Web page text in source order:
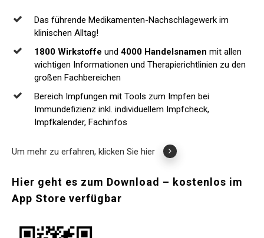
Das führende Medikamenten-Nachschlagewerk im
klinischen Alltag!
1800 Wirkstoffe und 4000 Handelsnamen mit allen
wichtigen Informationen und Therapierichtlinien zu den
großen Fachbereichen
Bereich Impfungen mit Tools zum Impfen bei
Immundefizienz inkl. individuellem Impfcheck,
Impfkalender, Fachinfos
Um mehr zu erfahren, klicken Sie hier
Hier geht es zum Download – kostenlos im
App Store verfügbar